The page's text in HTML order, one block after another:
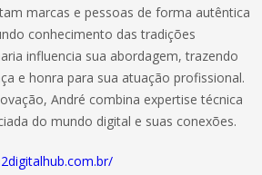
marcas e pessoas de forma autêntica
conhecimento das tradições
influencia sua abordagem, trazendo
e honra para sua atuação profissional.
André combina expertise técnica
do mundo digital e suas conexões.